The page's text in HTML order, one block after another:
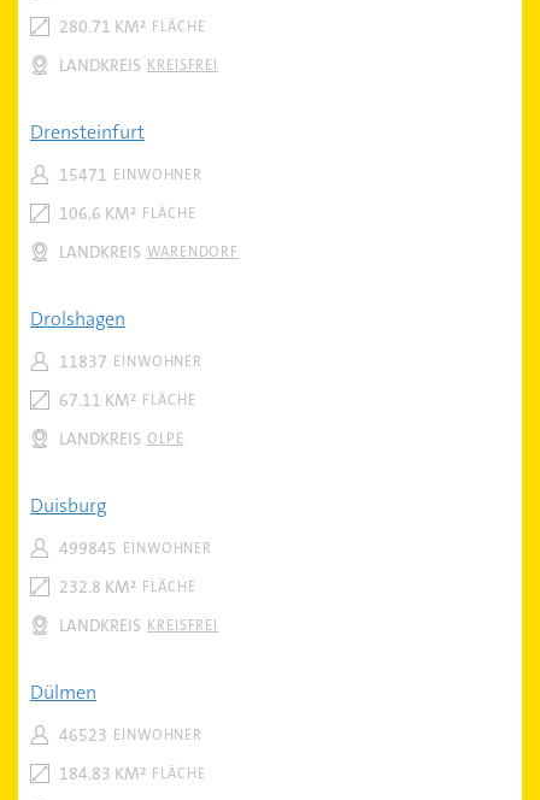
FLÄCHE
280.71 KM²
KREISFREI
LANDKREIS
Drensteinfurt
EINWOHNER
15471
FLÄCHE
106.6 KM²
WARENDORF
LANDKREIS
Drolshagen
EINWOHNER
11837
FLÄCHE
67.11 KM²
OLPE
LANDKREIS
Duisburg
EINWOHNER
499845
FLÄCHE
232.8 KM²
KREISFREI
LANDKREIS
Dülmen
EINWOHNER
46523
FLÄCHE
184.83 KM²